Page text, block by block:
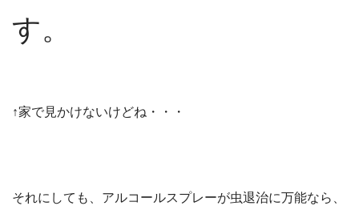
す。
↑家で見かけないけどね・・・
それにしても、アルコールスプレーが虫退治に万能なら、